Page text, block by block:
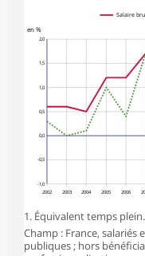
0,0
0,5
1,0
1,5
2,0
-0,5
-1,0
en %
2002 2003 2004 2005 2006
Salaire
1. Équivalent temps plein.
Champ : France, salariés
publiques ; hors